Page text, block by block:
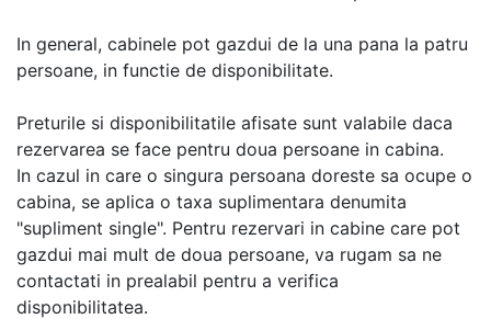
In general, cabinele pot gazdui de la una pana la patru
persoane, in functie de disponibilitate.
Preturile si disponibilitatile afisate sunt valabile daca
rezervarea se face pentru doua persoane in cabina.
In cazul in care o singura persoana doreste sa ocupe o
cabina, se aplica o taxa suplimentara denumita
"supliment single". Pentru rezervari in cabine care pot
gazdui mai mult de doua persoane, va rugam sa ne
contactati in prealabil pentru a verifica
disponibilitatea.